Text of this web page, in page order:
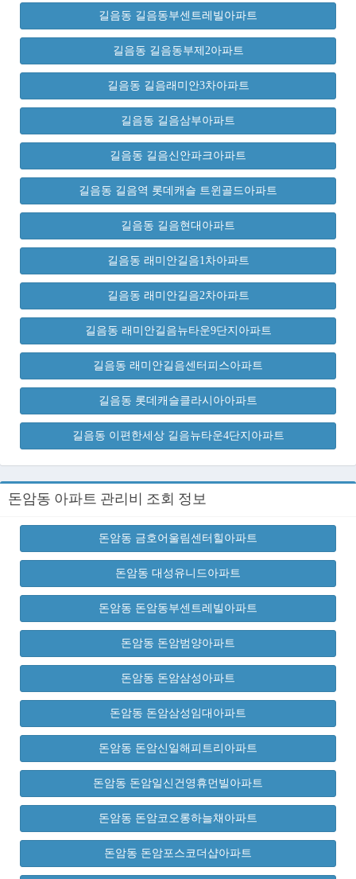
길음동 길음동부센트레빌아파트
길음동 길음동부제2아파트
길음동 길음래미안3차아파트
길음동 길음삼부아파트
길음동 길음신안파크아파트
길음동 길음역 롯데캐슬 트윈골드아파트
길음동 길음현대아파트
길음동 래미안길음1차아파트
길음동 래미안길음2차아파트
길음동 래미안길음뉴타운9단지아파트
길음동 래미안길음센터피스아파트
길음동 롯데캐슬클라시아아파트
길음동 이편한세상 길음뉴타운4단지아파트
돈암동 아파트 관리비 조회 정보
돈암동 금호어울림센터힐아파트
돈암동 대성유니드아파트
돈암동 돈암동부센트레빌아파트
돈암동 돈암범양아파트
돈암동 돈암삼성아파트
돈암동 돈암삼성임대아파트
돈암동 돈암신일해피트리아파트
돈암동 돈암일신건영휴먼빌아파트
돈암동 돈암코오롱하늘채아파트
돈암동 돈암포스코더샵아파트